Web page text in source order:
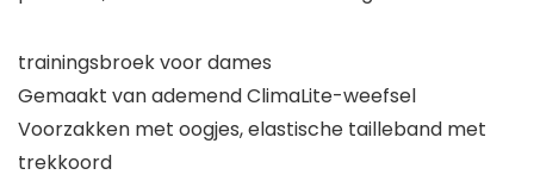
trainingsbroek voor dames
Gemaakt van ademend ClimaLite-weefsel
Voorzakken met oogjes, elastische tailleband met
trekkoord